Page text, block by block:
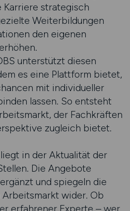
Karriere strategisch
Weiterbildungen
den eigenen
unterstützt diesen
es eine Plattform bietet,
mit individueller
lassen. So entsteht
der Fachkräften
zugleich bietet.
in der Aktualität der
Die Angebote
und spiegeln die
wider. Ob
erfahrener Experte – wer